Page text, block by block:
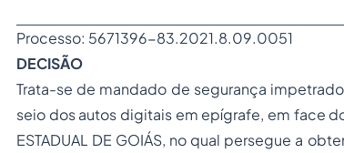
Processo: 5671396-83.2021.8.09.0051
DECISÃO
Trata-se de mandado de segurança
seio dos autos digitais em epígrafe, em face do
ESTADUAL DE GOIÁS, no qual persegue a